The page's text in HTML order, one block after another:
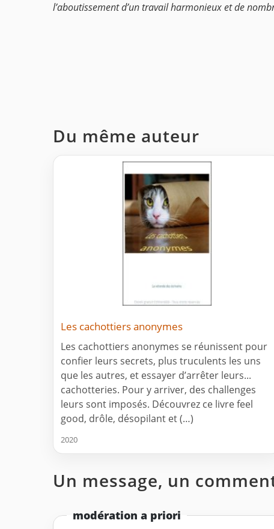
l’aboutissement d’un travail harmonieux et de
Du même auteur
Les cachottiers anonymes
Les cachottiers anonymes se réunissent pour
confier leurs secrets, plus truculents les uns
que les autres, et essayer d’arrêter leurs...
cachotteries. Pour y arriver, des challenges
leurs sont imposés. Découvrez ce livre feel
good, drôle, désopilant et (…)
2020
Un message, un
modération a priori